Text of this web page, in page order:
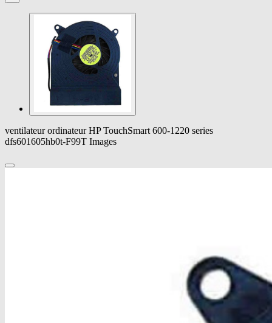
ventilateur ordinateur HP TouchSmart 600-1220 series
dfs601605hb0t-F99T Images